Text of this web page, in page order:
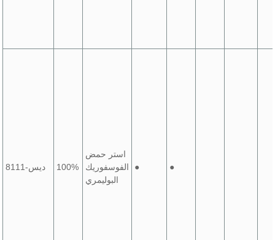
ديس-8111 100%
استر حمض
الفوسفوريك
البوليمري
● ●